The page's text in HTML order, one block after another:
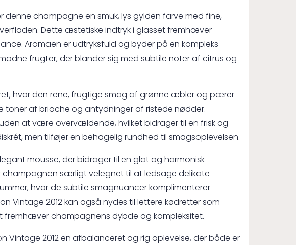
denne champagne en smuk, lys gylden farve med fine,
Dette æstetiske indtryk i glasset fremhæver
Aromaen er udtryksfuld og byder på en kompleks
frugter, der blander sig med subtile noter af citrus og
hvor den rene, frugtige smag af grønne æbler og pærer
toner af brioche og antydninger af ristede nødder.
at være overvældende, hvilket bidrager til en frisk og
men tilføjer en behagelig rundhed til smagsoplevelsen.
mousse, der bidrager til en glat og harmonisk
champagnen særligt velegnet til at ledsage delikate
hvor de subtile smagnuancer komplimenterer
Vintage 2012 kan også nydes til lettere kødretter som
fremhæver champagnens dybde og kompleksitet.
Vintage 2012 en afbalanceret og rig oplevelse, der både er